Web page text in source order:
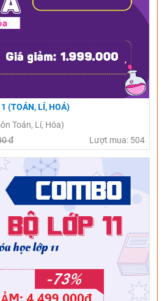
(TOÁN, LÍ, HOÁ)
Toán, Lí, Hóa)
đ Lượt mua: 504